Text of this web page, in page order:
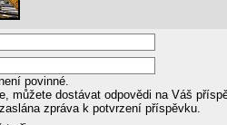
povinné.
můžete dostávat odpovědi na Váš
zpráva k potvrzení příspěvku.